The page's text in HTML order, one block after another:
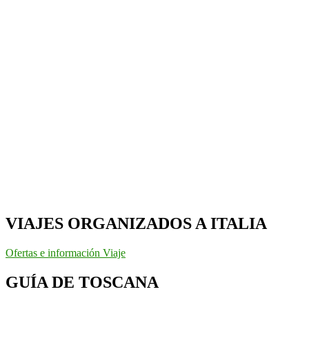
VIAJES ORGANIZADOS A ITALIA
Ofertas e información Viaje
GUÍA DE TOSCANA